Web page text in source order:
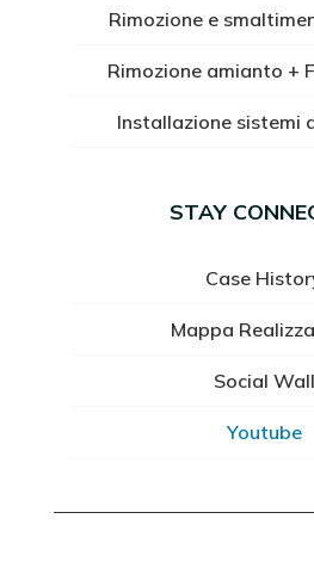
Rimozione e
Rimozione amianto +
Installazione sistemi
STAY
Case
Mappa
Social Wall
Youtube